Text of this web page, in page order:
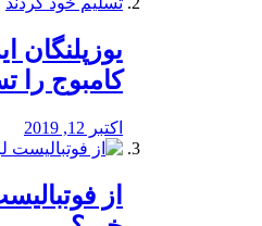
یوزپلنگان
کامبوج را
اکتبر 12, 2019
از